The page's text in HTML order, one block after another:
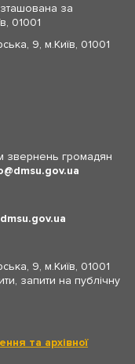
за
01001
9, м.Київ, 01001
звернень громадян
dmsu.gov.ua
dmsu.gov.ua
9, м.Київ, 01001
запити на публічну
та архівної